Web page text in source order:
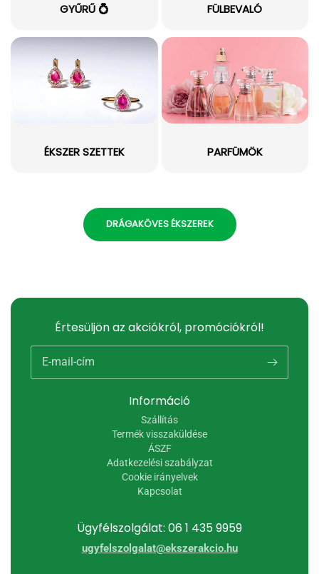
GYŰRŰ 💍 FÜLBEVALÓ
ÉKSZER SZETTEK PARFÜMÖK
DRÁGAKÖVES ÉKSZEREK
Ügyfélszolgálat: 06 1 435 9959
ugyfelszolgalat@ekszerakcio.hu
Információ
Szállítás
Termék visszaküldése
ÁSZF
Adatkezelési szabályzat
Cookie irányelvek
Kapcsolat
Értesüljön az akciókról, promóciókról!
E-mail-cím